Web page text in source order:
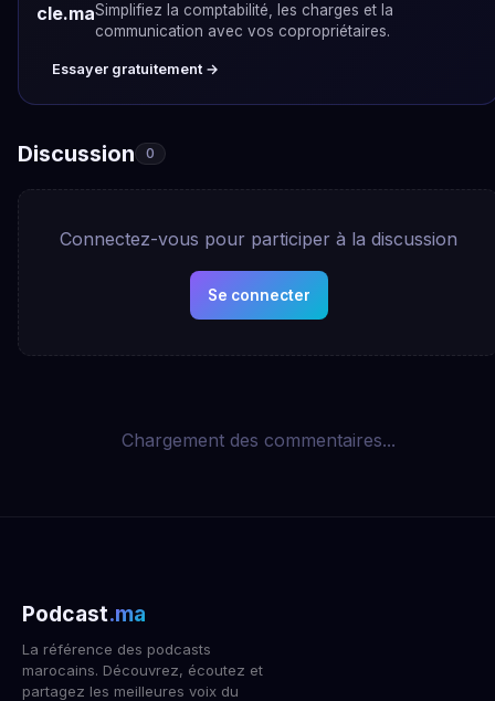
cle.maSimplifiez la comptabilité, les charges et la
communication avec vos copropriétaires.
Essayer gratuitement →
Discussion 0
Connectez-vous pour participer à la discussion
Se connecter
Chargement des commentaires...
Podcast.ma
La référence des podcasts
marocains. Découvrez, écoutez et
partagez les meilleures voix du